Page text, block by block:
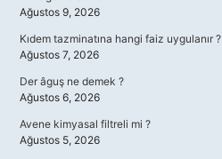
Ağustos 9, 2026
Kıdem tazminatına hangi faiz uygulanır ?
Ağustos 7, 2026
Der âguş ne demek ?
Ağustos 6, 2026
Avene kimyasal filtreli mi ?
Ağustos 5, 2026